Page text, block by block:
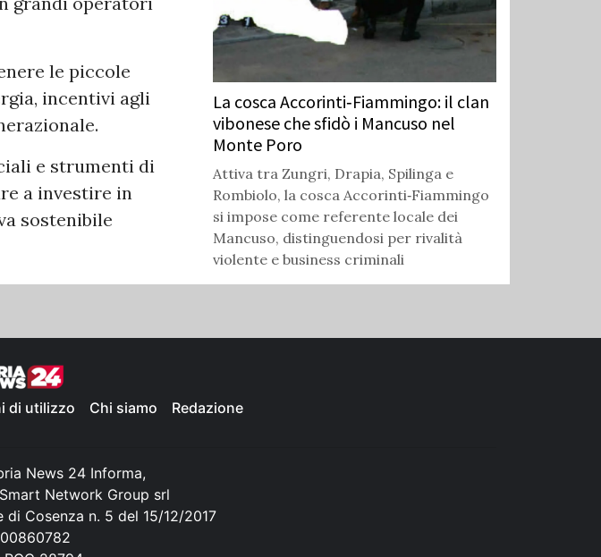
le piccole
incentivi agli
e strumenti di
a investire in
sostenibile
La cosca Accorinti‑Fiammingo: il clan
vibonese che sfidò i Mancuso nel
Monte Poro
Attiva tra Zungri, Drapia, Spilinga e
Rombiolo, la cosca Accorinti‑Fiammingo
si impose come referente locale dei
Mancuso, distinguendosi per rivalità
violente e business criminali
di utilizzo Chi siamo Redazione
News 24 Informa,
Network Group srl
di Cosenza n. 5 del 15/12/2017